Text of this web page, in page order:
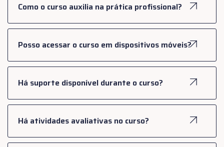
Como o curso auxilia na prática profissional?
Posso acessar o curso em dispositivos móveis?
Há suporte disponível durante o curso?
Há atividades avaliativas no curso?